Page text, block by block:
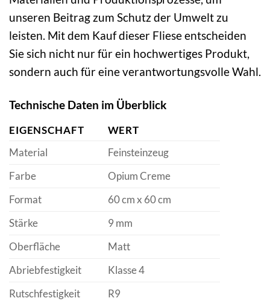
unseren Beitrag zum Schutz der Umwelt zu
leisten. Mit dem Kauf dieser Fliese entscheiden
Sie sich nicht nur für ein hochwertiges Produkt,
sondern auch für eine verantwortungsvolle Wahl.
Technische Daten im Überblick
EIGENSCHAFT
WERT
Material
Feinsteinzeug
Farbe
Opium Creme
Format
60 cm x 60 cm
Stärke
9 mm
Oberfläche
Matt
Abriebfestigkeit
Klasse 4
Rutschfestigkeit
R9